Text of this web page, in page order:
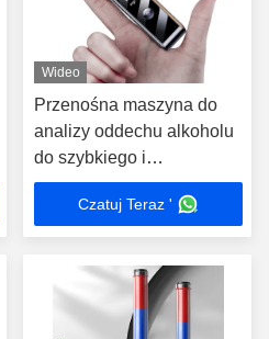
Wideo
Przenośna maszyna do
analizy oddechu alkoholu
do szybkiego i
niezawodnego badania Mr
Black 1000
Czatuj Teraz '